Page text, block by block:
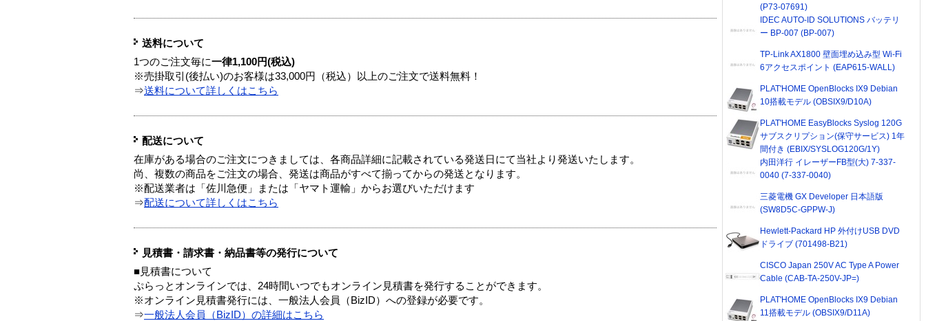
送料について
1つのご注文毎に一律1,100円(税込)
※売掛取引(後払い)のお客様は33,000円（税込）以上のご注文で送料無料！
⇒送料について詳しくはこちら
配送について
在庫がある場合のご注文につきましては、各商品詳細に記載されている発送日にて当社より発送いたします。
尚、複数の商品をご注文の場合、発送は商品がすべて揃ってからの発送となります。
※配送業者は「佐川急便」または「ヤマト運輸」からお選びいただけます
⇒配送について詳しくはこちら
見積書・請求書・納品書等の発行について
■見積書について
ぷらっとオンラインでは、24時間いつでもオンライン見積書を発行することができます。
※オンライン見積書発行には、一般法人会員（BizID）への登録が必要です。
⇒一般法人会員（BizID）の詳細はこちら
(P73-07691)
IDEC AUTO-ID SOLUTIONS バッテリ
ー BP-007 (BP-007)
TP-Link AX1800 壁面埋め込み型 Wi-Fi
6アクセスポイント (EAP615-WALL)
PLAT'HOME OpenBlocks IX9 Debian
10搭載モデル (OBSIX9/D10A)
PLAT'HOME EasyBlocks Syslog 120G
サブスクリプション(保守サービス) 1年
間付き (EBIX/SYSLOG120G/1Y)
内田洋行 イレーザーFB型(大) 7-337-
0040 (7-337-0040)
三菱電機 GX Developer 日本語版
(SW8D5C-GPPW-J)
Hewlett-Packard HP 外付けUSB DVD
ドライブ (701498-B21)
CISCO Japan 250V AC Type A Power
Cable (CAB-TA-250V-JP=)
PLAT'HOME OpenBlocks IX9 Debian
11搭載モデル (OBSIX9/D11A)